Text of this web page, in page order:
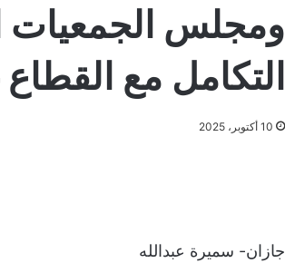
ومجلس الجمعيات
التكامل مع
10 أكتوبر، 2025
جازان- سميرة عبدالله